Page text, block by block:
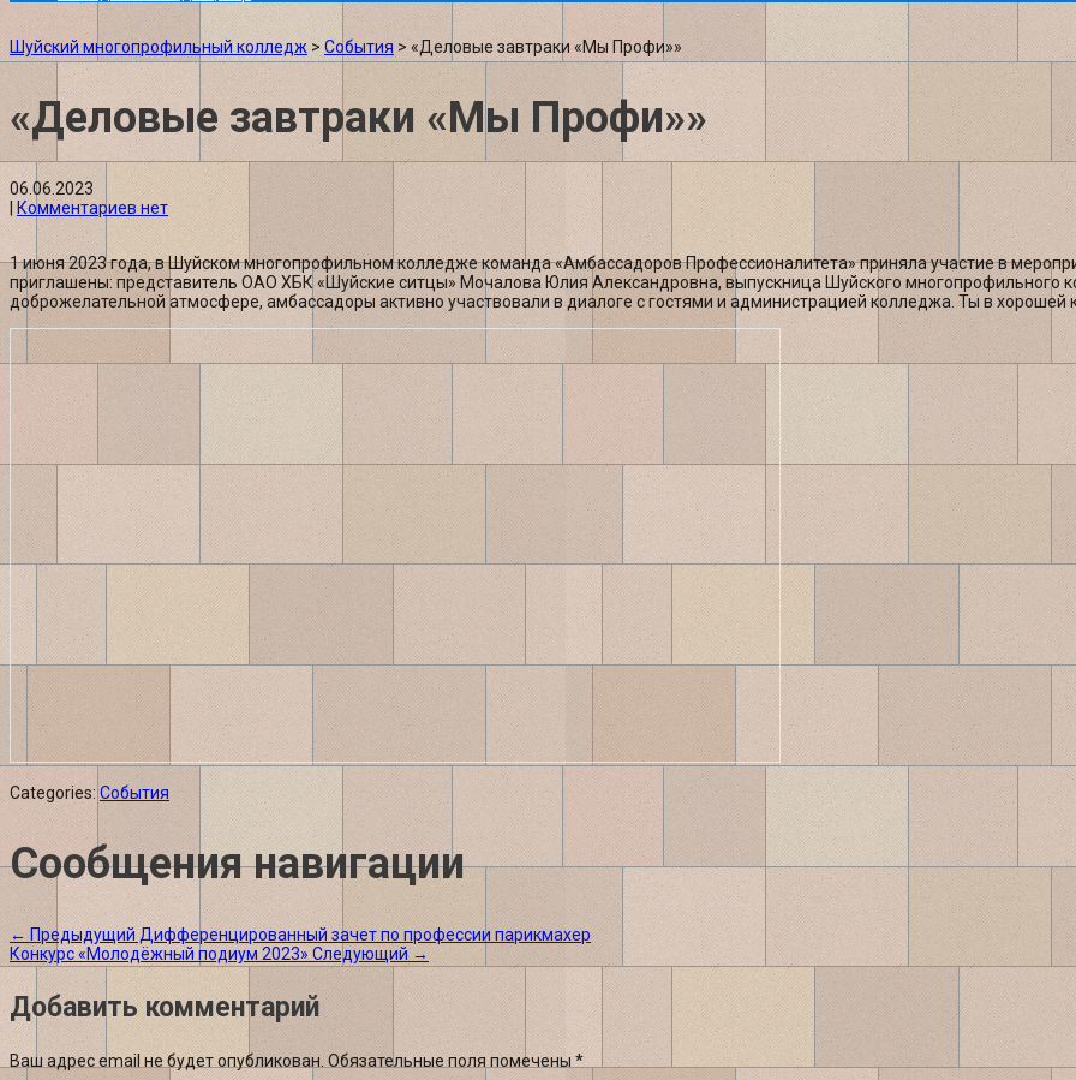
Шуйский многопрофильный колледж >События > «Деловые завтраки «Мы Профи»»
«Деловые завтраки «Мы Профи»»
06.06.2023
|Комментариев нет
1 июня 2023 года, в Шуйском многопрофильном колледже команда «Амбассадоров Профессионалитета» приняла участие в
приглашены: представитель ОАО ХБК «Шуйские ситцы» Мочалова Юлия Александровна, выпускница Шуйского многопрофильного
доброжелательной атмосфере, амбассадоры активно участвовали в диалоге с гостями и администрацией колледжа. Ты в хорошей
Categories: События
Сообщения навигации
←ПредыдущийДифференцированный зачет по профессии парикмахер
Конкурс «Молодёжный подиум 2023»Следующий →
Добавить комментарий
Ваш адрес email не будет опубликован. Обязательные поля помечены *